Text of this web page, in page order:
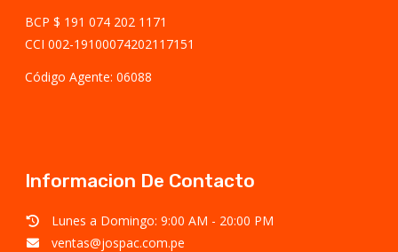
BCP $ 191 074 202 1171
CCI 002-19100074202117151
Código Agente: 06088
Informacion De Contacto
Lunes a Domingo: 9:00 AM - 20:00 PM
ventas@jospac.com.pe